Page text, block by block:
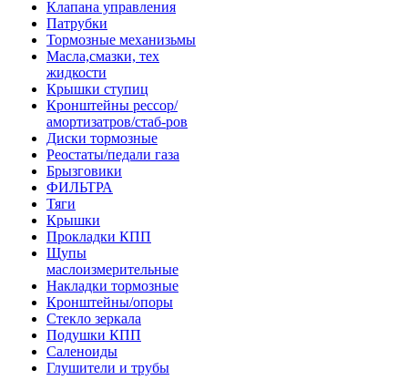
Клапана управления
Патрубки
Тормозные механизьмы
Масла,смазки, тех
жидкости
Крышки ступиц
Кронштейны рессор/
амортизатров/стаб-ров
Диски тормозные
Реостаты/педали газа
Брызговики
ФИЛЬТРА
Тяги
Крышки
Прокладки КПП
Щупы
маслоизмерительные
Накладки тормозные
Кронштейны/опоры
Стекло зеркала
Подушки КПП
Саленоиды
Глушители и трубы